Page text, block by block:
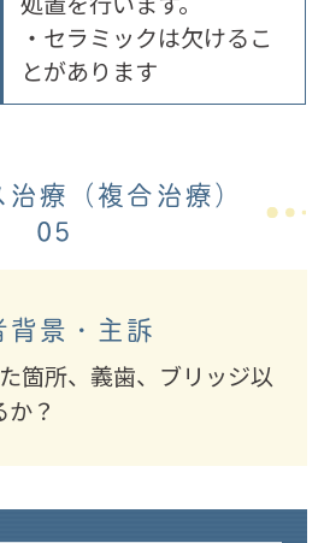
・セラミックは欠けるこ
とがあります
療（複合治療）
05
背景・主訴
箇所、義歯、ブリッジ以
？